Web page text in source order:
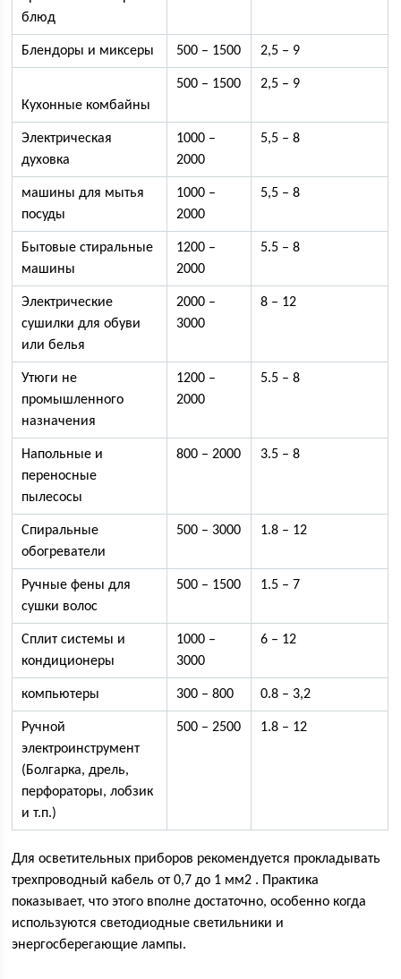
блюд
Блендоры и миксеры 500 – 1500 2,5 – 9
Кухонные комбайны
500 – 1500 2,5 – 9
Электрическая
духовка
1000 –
2000
5,5 – 8
машины для мытья
посуды
1000 –
2000
5,5 – 8
Бытовые стиральные
машины
1200 –
2000
5.5 – 8
Электрические
сушилки для обуви
или белья
2000 –
3000
8 – 12
Утюги не
промышленного
назначения
1200 –
2000
5.5 – 8
Напольные и
переносные
пылесосы
800 – 2000 3.5 – 8
Спиральные
обогреватели
500 – 3000 1.8 – 12
Ручные фены для
сушки волос
500 – 1500 1.5 – 7
Сплит системы и
кондиционеры
1000 –
3000
6 – 12
компьютеры 300 – 800 0.8 – 3,2
Ручной
электроинструмент
(Болгарка, дрель,
перфораторы, лобзик
и т.п.)
500 – 2500 1.8 – 12
Для осветительных приборов рекомендуется прокладывать
трехпроводный кабель от 0,7 до 1 мм2 . Практика
показывает, что этого вполне достаточно, особенно когда
используются светодиодные светильники и
энергосберегающие лампы.